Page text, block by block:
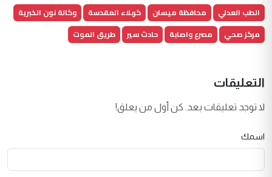
الطب العدلي محافظة ميسان كربلاء المقدسة
وكالة نون الخبرية
مركز صحي
مصرع واصابة حادث سير طريق الموت
التعليقات
لا توجد تعليقات بعد. كن أول من يعلق!
اسمك